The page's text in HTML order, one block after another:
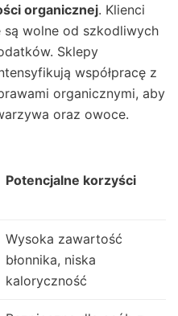
organicznej. Klienci
wolne od szkodliwych
Sklepy
współpracę z
organicznymi, aby
oraz owoce.
Potencjalne korzyści
Wysoka zawartość
błonnika, niska
kaloryczność